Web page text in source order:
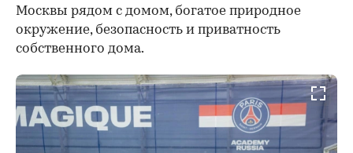
Москвы рядом с домом, богатое природное
окружение, безопасность и приватность
собственного дома.